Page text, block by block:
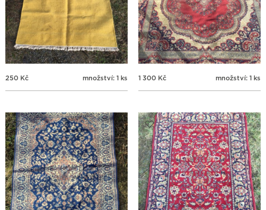
250 Kč množství: 1 ks 1 300 Kč množství: 1 ks